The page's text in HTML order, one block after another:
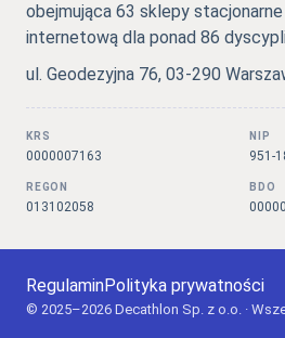
obejmująca 63 sklepy
internetową dla ponad 86
ul. Geodezyjna 76, 03-290
KRS
0000007163
NIP
951-
REGON
013102058
BDO
RegulaminPolityka prywatności
© 2025–2026 Decathlon Sp. z o.o. ·